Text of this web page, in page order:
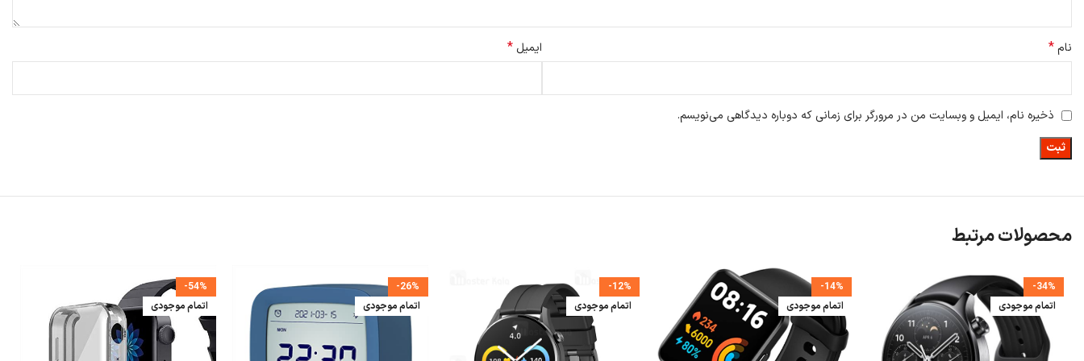
نام* ایمیل *
ذخیره نام، ایمیل و وبسایت من در مرورگر برای زمانی که دوباره دیدگاهی می‌نویسم.
محصولات مرتبط
-34%
اتمام موجودی
-14%
اتمام موجودی
-12%
اتمام موجودی
-26%
اتمام موجودی
-54%
اتمام موجودی